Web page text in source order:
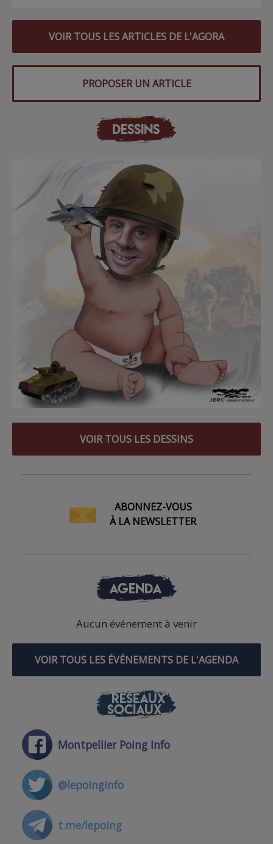
VOIR TOUS LES ARTICLES DE L'AGORA
PROPOSER UN ARTICLE
DESSINS
VOIR TOUS LES DESSINS
ABONNEZ-VOUS
À LA NEWSLETTER
AGENDA
Aucun événement à venir
VOIR TOUS LES ÉVÉNEMENTS DE L'AGENDA
RÉSEAUX
SOCIAUX
Montpellier Poing Info
@lepoinginfo
t.me/lepoing